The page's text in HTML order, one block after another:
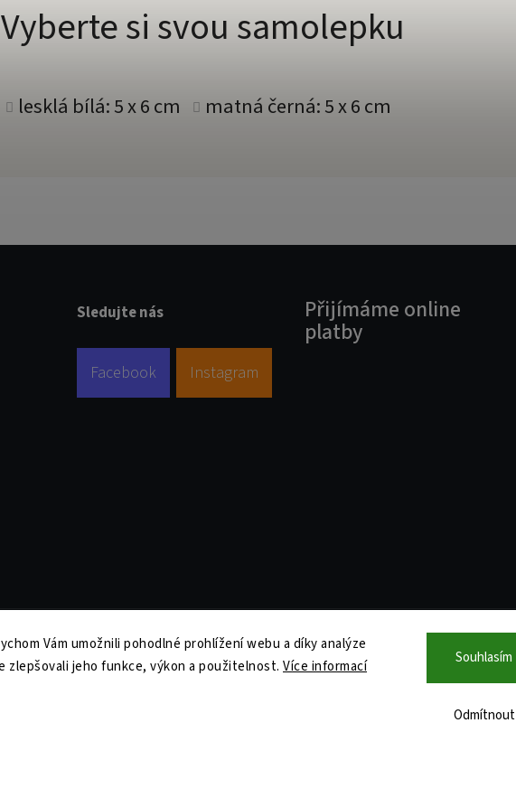
Vám umožnili pohodlné prohlížení webu a díky analýze
zlepšovali jeho funkce, výkon a použitelnost. Více informací
Odmítnout
Souhlasím
Vyberte si svou samolepku
lesklá bílá: 5 x 6 cm matná černá: 5 x 6 cm
Sledujte nás
Facebook Instagram
Přijímáme online
platby
Copyright 2026Tiskolino.cz. Všechna práva vyhrazena.
Upravit nastavení cookies